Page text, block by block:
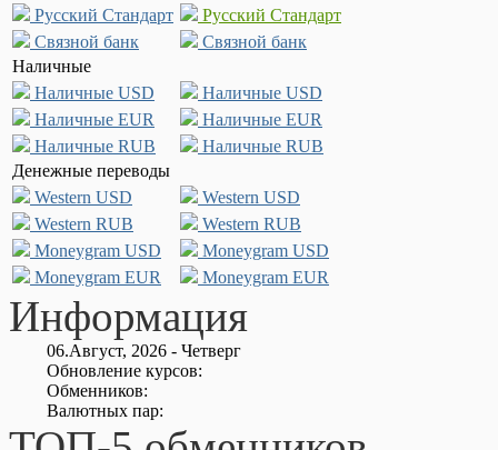
Русский Стандарт
Русский Стандарт
Связной банк
Связной банк
Наличные
Наличные USD
Наличные USD
Наличные EUR
Наличные EUR
Наличные RUB
Наличные RUB
Денежные переводы
Western USD
Western USD
Western RUB
Western RUB
Moneygram USD
Moneygram USD
Moneygram EUR
Moneygram EUR
Информация
06.Август, 2026 - Четверг
Обновление курсов:
Обменников:
Валютных пар: